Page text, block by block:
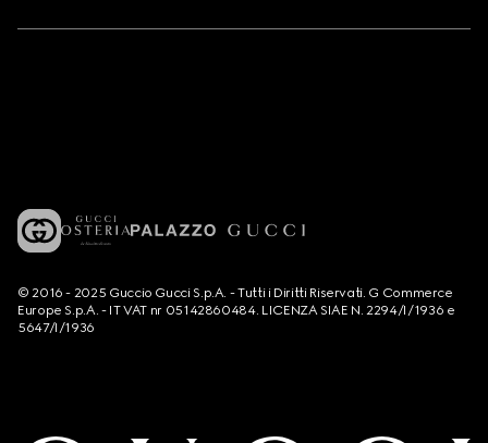
© 2016 - 2025 Guccio Gucci S.p.A. - Tutti i Diritti Riservati. G Commerce
Europe S.p.A. - IT VAT nr 05142860484. LICENZA SIAE N. 2294/I/1936 e
5647/I/1936